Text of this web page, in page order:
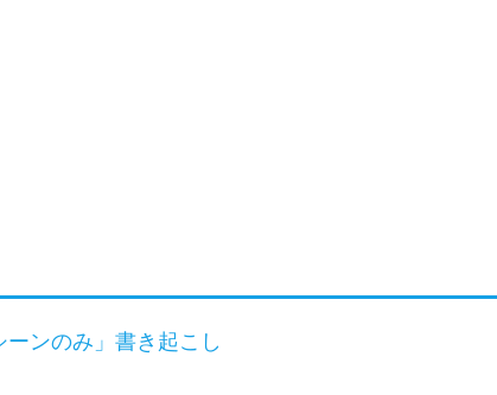
ンのみ」書き起こし